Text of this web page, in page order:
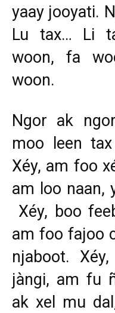
yaay jooyati.
Lu tax… Li
woon, fa
woon.
Ngor ak
moo leen
Xéy, am foo
am loo naan,
Xéy, boo
am foo fajoo
njaboot.
jàngi, am fu
ak xel mu